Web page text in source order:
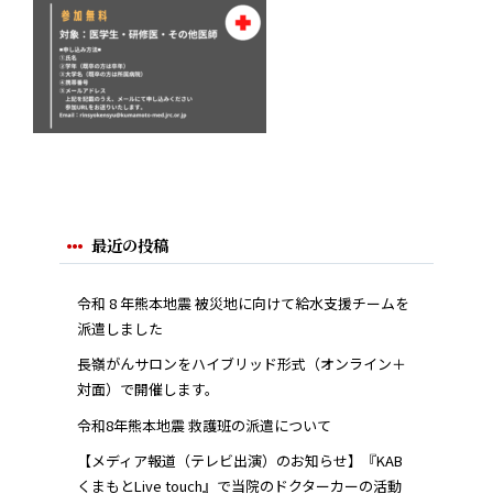
最近の投稿
令和 8 年熊本地震 被災地に向けて給水支援チームを
派遣しました
長嶺がんサロンをハイブリッド形式（オンライン＋
対面）で開催します。
令和8年熊本地震 救護班の派遣について
【メディア報道（テレビ出演）のお知らせ】『KAB
くまもとLive touch』で当院のドクターカーの活動